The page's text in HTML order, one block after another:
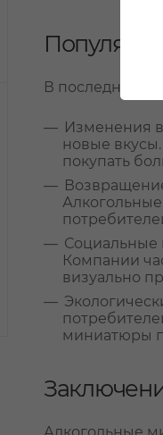
В последние
Изменения
новые
покупать
Социальные
Компании
визуально
миниатюры